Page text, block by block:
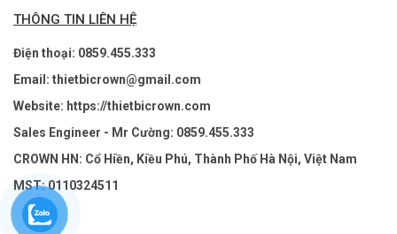
THÔNG TIN LIÊN HỆ
Điện thoại: 0859.455.333
Email: thietbicrown@gmail.com
Website: https://thietbicrown.com
Sales Engineer - Mr Cường: 0859.455.333
CROWN HN: Cổ Hiền, Kiều Phú, Thành Phố Hà Nội, Việt Nam
MST: 0110324511